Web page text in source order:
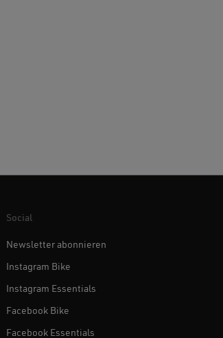
Social
Newsletter abonnieren
Instagram Bike
Instagram Essentials
Facebook Bike
Facebook Essentials